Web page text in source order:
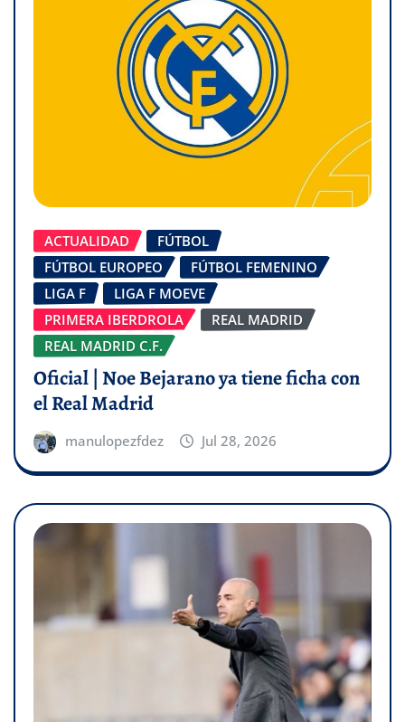
ACTUALIDAD
FÚTBOL
FÚTBOL EUROPEO
FÚTBOL FEMENINO
LIGA F
LIGA F MOEVE
PRIMERA IBERDROLA
REAL MADRID
REAL MADRID C.F.
Oficial | Noe Bejarano ya tiene ficha con
el Real Madrid
manulopezfdez Jul 28, 2026